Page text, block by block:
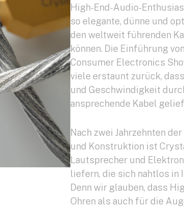
High-End-Audio-
so elegante, dünne und
den weltweit führenden
können. Die Einführung
Consumer Electronics
viele erstaunt zurück,
und Geschwindigkeit
ansprechende Kabel
Nach zwei Jahrzehnten
und Konstruktion ist
Lautsprecher und
liefern, die sich nahtlos in
Denn wir glauben, dass
Ohren als auch für die